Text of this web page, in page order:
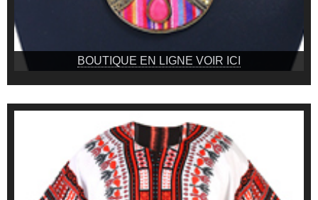
BOUTIQUE EN LIGNE VOIR ICI